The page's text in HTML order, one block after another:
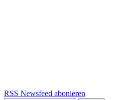
RSS Newsfeed abonieren